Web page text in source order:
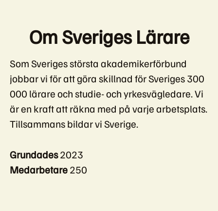
Om Sveriges Lärare
Som Sveriges största akademikerförbund
jobbar vi för att göra skillnad för Sveriges 300
000 lärare och studie- och yrkesvägledare. Vi
är en kraft att räkna med på varje arbetsplats.
Tillsammans bildar vi Sverige.
Grundades2023
Medarbetare250